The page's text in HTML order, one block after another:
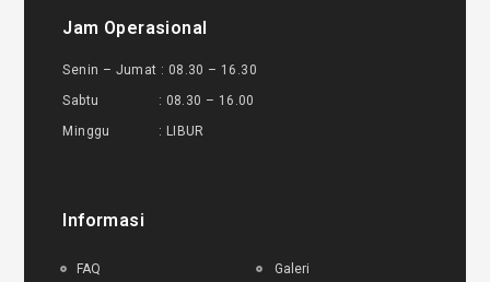
Jam Operasional
Senin – Jumat : 08.30 – 16.30
Sabtu : 08.30 – 16.00
Minggu : LIBUR
Informasi
FAQ
Galeri